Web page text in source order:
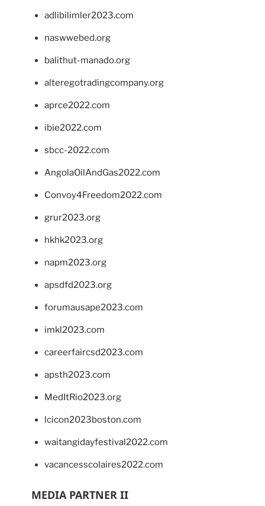
adlibilimler2023.com
naswwebed.org
balithut-manado.org
alteregotradingcompany.org
aprce2022.com
ibie2022.com
sbcc-2022.com
AngolaOilAndGas2022.com
Convoy4Freedom2022.com
grur2023.org
hkhk2023.org
napm2023.org
apsdfd2023.org
forumausape2023.com
imkl2023.com
careerfaircsd2023.com
apsth2023.com
MedItRio2023.org
lcicon2023boston.com
waitangidayfestival2022.com
vacancesscolaires2022.com
MEDIA PARTNER II